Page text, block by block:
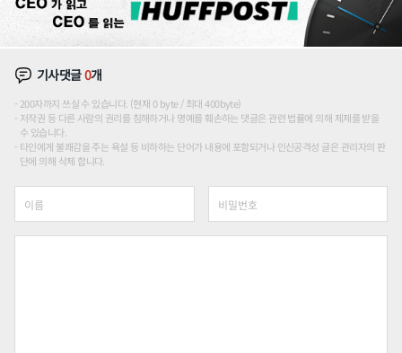
기사댓글0개
200자까지 쓰실 수 있습니다. (현재 0 byte / 최대 400byte)
저작권 등 다른 사람의 권리를 침해하거나 명예를 훼손하는 댓글은 관련 법률에 의해 제재를 받을
수 있습니다.
타인에게 불쾌감을 주는 욕설 등 비하하는 단어가 내용에 포함되거나 인신공격성 글은 관리자의 판
단에 의해 삭제 합니다.